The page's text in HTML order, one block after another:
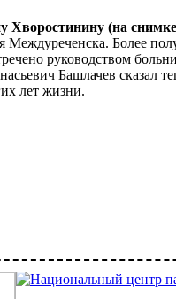
Хворостинину (на
Более
руководством
Башлачев сказал
лет жизни.